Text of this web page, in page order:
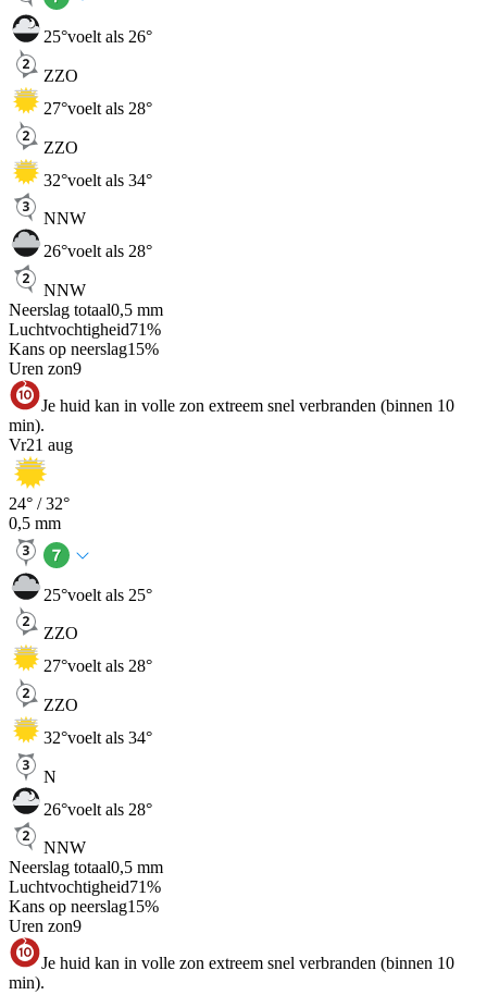
25°voelt als 26°
ZZO
27°voelt als 28°
ZZO
32°voelt als 34°
NNW
26°voelt als 28°
NNW
Neerslag totaal0,5 mm
Luchtvochtigheid71%
Kans op neerslag15%
Uren zon9
Je huid kan in volle zon extreem snel verbranden (binnen 10
min).
Vr21 aug
24° /32°
0,5 mm
25°voelt als 25°
ZZO
27°voelt als 28°
ZZO
32°voelt als 34°
N
26°voelt als 28°
NNW
Neerslag totaal0,5 mm
Luchtvochtigheid71%
Kans op neerslag15%
Uren zon9
Je huid kan in volle zon extreem snel verbranden (binnen 10
min).